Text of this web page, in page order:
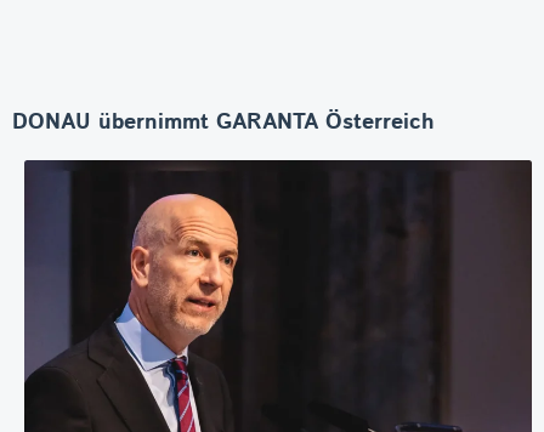
DONAU übernimmt GARANTA Österreich